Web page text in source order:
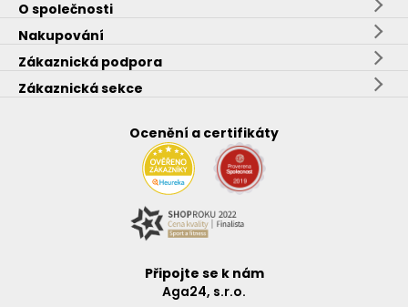
O společnosti
Nakupování
Zákaznická podpora
Zákaznická sekce
Ocenění a certifikáty
Připojte se k nám
Aga24, s.r.o.